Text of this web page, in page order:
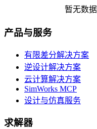
暂无数据
产品与服务
有限差分解决方案
逆设计解决方案
云计算解决方案
SimWorks MCP
设计与仿真服务
求解器